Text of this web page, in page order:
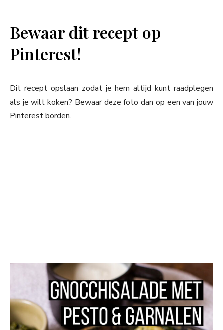
Bewaar dit recept op
Pinterest!
Dit recept opslaan zodat je hem altijd kunt raadplegen
als je wilt koken? Bewaar deze foto dan op een van jouw
Pinterest borden.